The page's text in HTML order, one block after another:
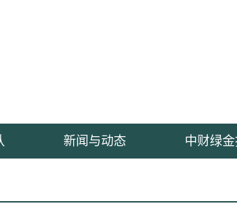
新闻与动态 中财绿